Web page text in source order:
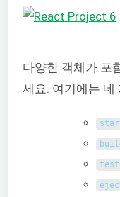
다양한 객체가 포
세요. 여기에는 네
test